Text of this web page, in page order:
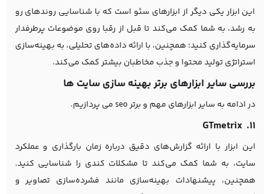
این ابزار یکی دیگر از ابزارهای سئو است که با شناسایی روندهای رو
به رشد، به شما کمک می‌کند تا قبل از رقبا روی موضوعات پرطرفدار
سرمایه‌گذاری کنید؛ همچنین، با ارائه داده‌های تحلیلی، به بهینه‌سازی
استراتژی تولید محتوا و جذب مخاطبان بیشتر کمک می‌کند.
بررسی سایر ابزارهای برتر بهینه سازی سایت ها
در ادامه به سایر ابزارهای مهم و برتر seo می پردازیم.
۱۱. GTmetrix
این ابزار با ارائه گزارش‌های دقیق درباره زمان بارگذاری و عملکرد
سایت، به شما کمک می‌کند تا مشکلات کندی را شناسایی کنید.
همچنین، پیشنهادات بهینه‌سازی مانند فشرده‌سازی تصاویر و